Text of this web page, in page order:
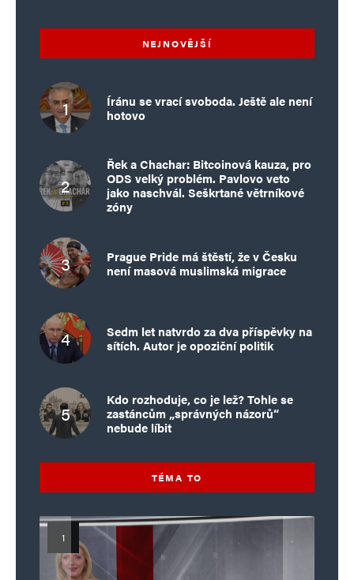
NEJNOVĚJŠÍ
Íránu se vrací svoboda. Ještě ale není
hotovo
Řek a Chachar: Bitcoinová kauza, pro
ODS velký problém. Pavlovo veto
jako naschvál. Seškrtané větrníkové
zóny
Prague Pride má štěstí, že v Česku
není masová muslimská migrace
Sedm let natvrdo za dva příspěvky na
sítích. Autor je opoziční politik
Kdo rozhoduje, co je lež? Tohle se
zastáncům „správných názorů“
nebude líbit
TÉMA TO